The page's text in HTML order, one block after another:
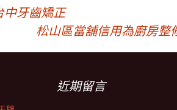
中牙齒矯正
松山區當舖信用為廚房整
近期留言